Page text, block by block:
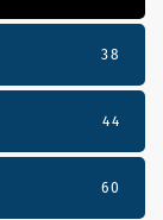
38
44
60